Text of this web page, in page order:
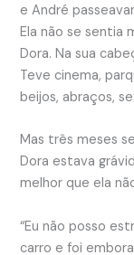
e André
Ela não se sentia
Dora. Na sua
Teve cinema,
beijos, abraços,
Mas três meses
Dora estava
melhor que ela
“Eu não posso
carro e foi